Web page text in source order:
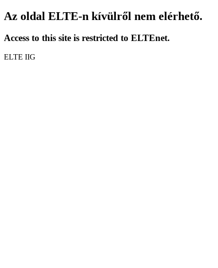
Az oldal ELTE-n kívülről nem elérhető.
Access to this site is restricted to ELTEnet.
ELTE IIG